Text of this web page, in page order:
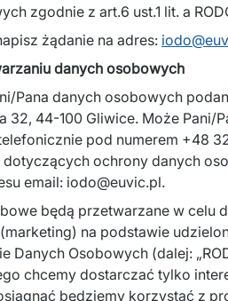
zgodnie z art.6 ust.1 lit. a
żądanie na adres:
danych osobowych
Pana danych osobowych
32, 44-100 Gliwice. Może
pod numerem +48
dotyczących ochrony danych
email: iodo@euvic.pl.
będą przetwarzane w
na podstawie
Danych Osobowych (dalej:
chcemy dostarczać tylko
będziemy korzystać z